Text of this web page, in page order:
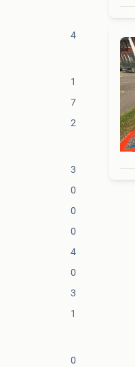
4
1
7
2
3
0
0
0
4
0
3
1
0